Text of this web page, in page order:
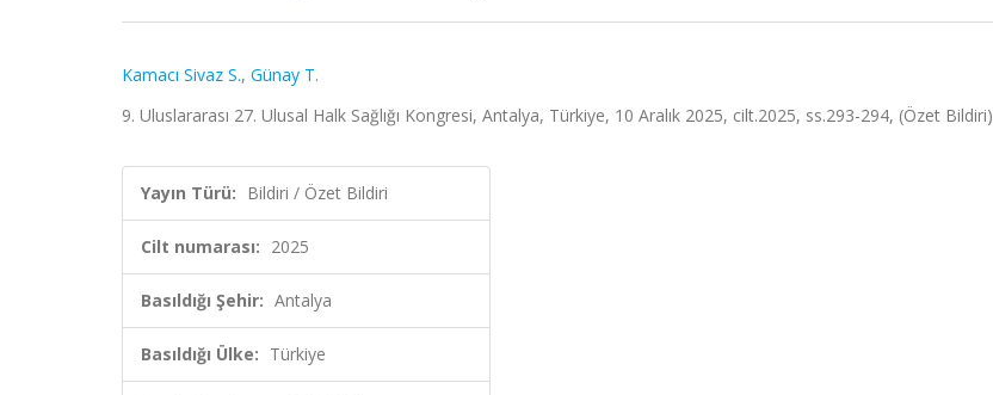
Kamacı Sivaz S., Günay T.
9. Uluslararası 27. Ulusal Halk Sağlığı Kongresi, Antalya, Türkiye, 10 Aralık 2025, cilt.2025, ss.293-294, (Özet Bildiri)
Yayın Türü: Bildiri / Özet Bildiri
Cilt numarası: 2025
Basıldığı Şehir: Antalya
Basıldığı Ülke: Türkiye